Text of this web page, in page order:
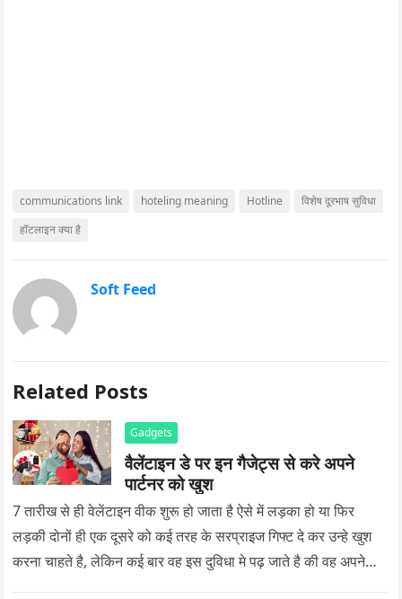
communications link hoteling meaning Hotline
विशेष दूरभाष सुविधा
हॉटलाइन क्या है
Soft Feed
Related Posts
Gadgets
वैलेंटाइन डे पर इन गैजेट्स से करे अपने
पार्टनर को खुश
7 तारीख से ही वेलेंटाइन वीक शुरू हो जाता है ऐसे में लड़का हो या फिर
लड़की दोनों ही एक दूसरे को कई तरह के सरप्राइज गिफ्ट दे कर उन्हे खुश
करना चाहते है, लेकिन कई बार वह इस दुविधा मे पढ़ जाते है की वह अपने